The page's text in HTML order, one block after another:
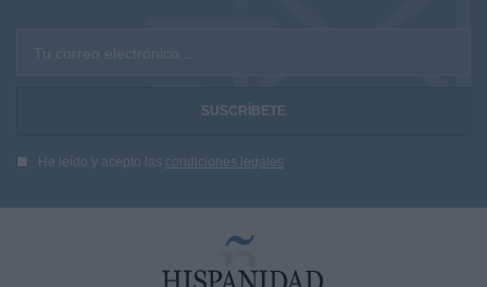
Tu correo electrónico...
He leído y acepto las condiciones legales